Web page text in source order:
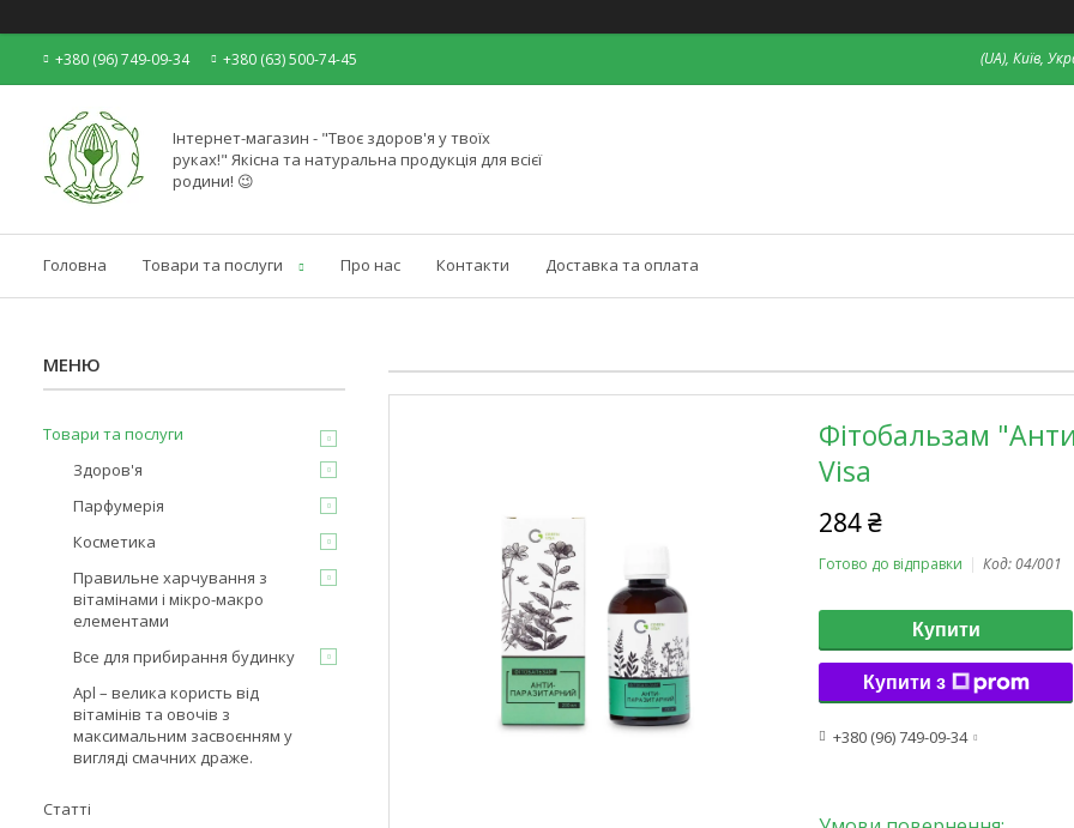
+380 (96) 749-09-34 +380 (63) 500-74-45 (UA), Київ,
Інтернет-магазин - "Твоє здоров'я у твоїх
руках!" Якісна та натуральна продукція для всієї
родини! 😉
Головна Товари та послуги Про нас Контакти Доставка та оплата
Фітобальзам
Visa
284 ₴
Готово до відправки Код:04/001
Купити
Купити з
+380 (96) 749-09-34
Товари та послуги
Здоров'я
Парфумерія
Косметика
Правильне харчування з
вітамінами і мікро-макро
елементами
Все для прибирання будинку
Apl – велика користь від
вітамінів та овочів з
максимальним засвоєнням у
вигляді смачних драже.
Статті